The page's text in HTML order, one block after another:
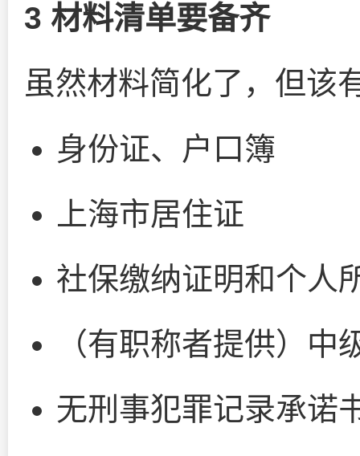
3 材料清单要备齐
虽然材料简化了，但该
身份证、户口簿
上海市居住证
社保缴纳证明和个人
（有职称者提供）
无刑事犯罪记录承诺